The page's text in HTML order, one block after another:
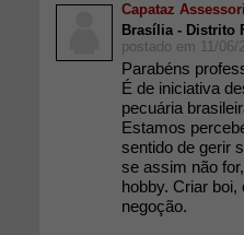
Capataz
Brasília - Distrito
postado em 11/06/
Parabéns
É de iniciativa
pecuária
Estamos
sentido de gerir
se assim não
hobby. Criar
negoção.